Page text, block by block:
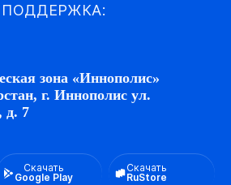
ПОДДЕРЖКА:
зона «Иннополис»
г. Иннополис ул.
д. 7
Скачать
Google Play
Скачать
RuStore